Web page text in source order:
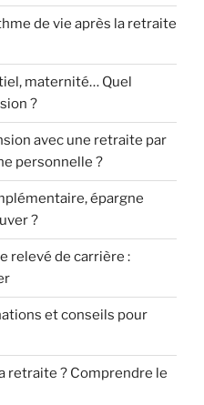
de vie après la retraite
maternité… Quel
?
avec une retraite par
personnelle ?
épargne
?
relevé de carrière :
et conseils pour
retraite ? Comprendre le